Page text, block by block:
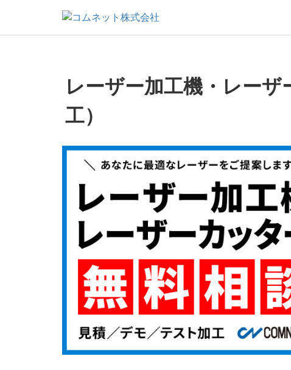
レーザー加工機・レー
工）